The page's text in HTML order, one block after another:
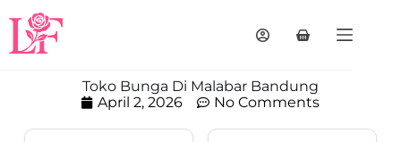
Toko Bunga Di Malabar Bandung
April 2, 2026
No Comments